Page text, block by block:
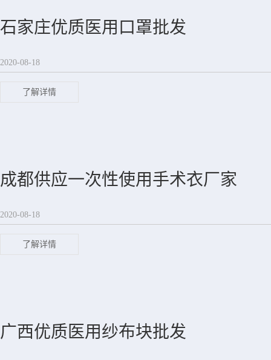
石家庄优质医用口罩批发
2020-08-18
了解详情
成都供应一次性使用手术衣厂家
2020-08-18
了解详情
广西优质医用纱布块批发